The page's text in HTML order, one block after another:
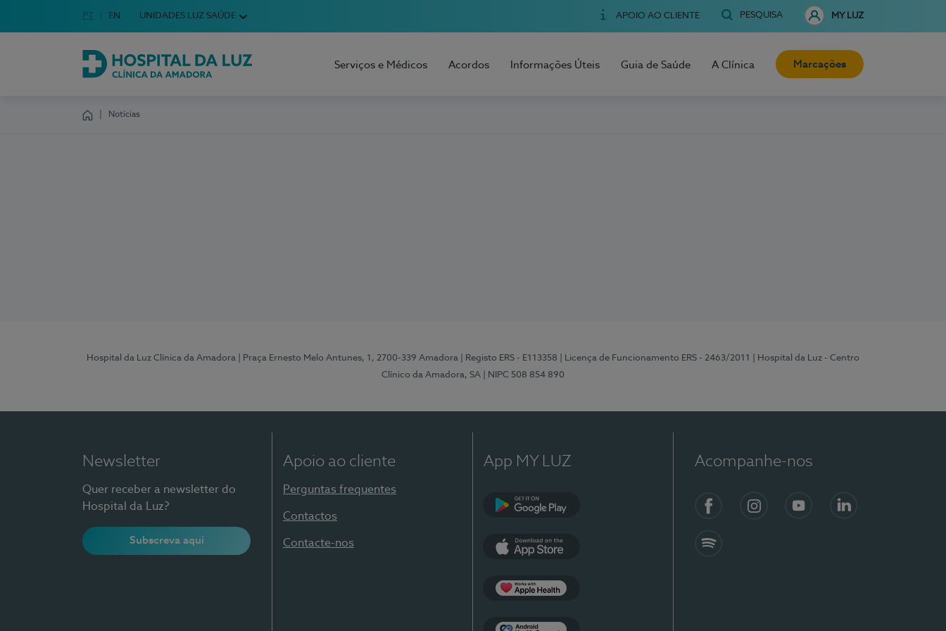
Escolha o seu idioma
Idioma em Português
PT English Language
EN UNIDADES LUZ SAÚDE APOIO AO CLIENTE PESQUISA MY LUZ
Hospital da Luz Clínica da Amadora
Serviços e Médicos Acordos Informações Úteis Guia de Saúde A Clínica Marcações
Notícias
Hospital da Luz Clínica da Amadora | Praça Ernesto Melo Antunes, 1, 2700-339 Amadora | Registo ERS - E113358 | Licença de Funcionamento ERS - 2463/2011
| Hospital da Luz - Centro
Clínico da Amadora, SA
| NIPC 508 854 890
Newsletter
Quer receber a newsletter do
Hospital da Luz?
Subscreva aqui
Apoio ao cliente
Perguntas frequentes
Contactos
Contacte-nos
App MY LUZ Acompanhe-nos